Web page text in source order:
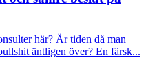
här? Är tiden då man
äntligen över? En färsk...